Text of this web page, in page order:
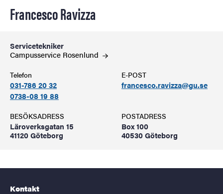
Francesco Ravizza
Servicetekniker
Campusservice Rosenlund
Telefon
031-786 20 32
0738-08 19 88
E-POST
francesco.ravizza@gu.se
BESÖKSADRESS
Läroverksgatan 15
41120 Göteborg
POSTADRESS
Box 100
40530 Göteborg
Kontakt